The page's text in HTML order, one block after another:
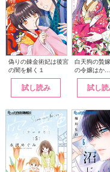
偽りの錬金術妃は後宮
の闇を解く１
試し読み
白天狗の贄
の令嬢はか...
試し